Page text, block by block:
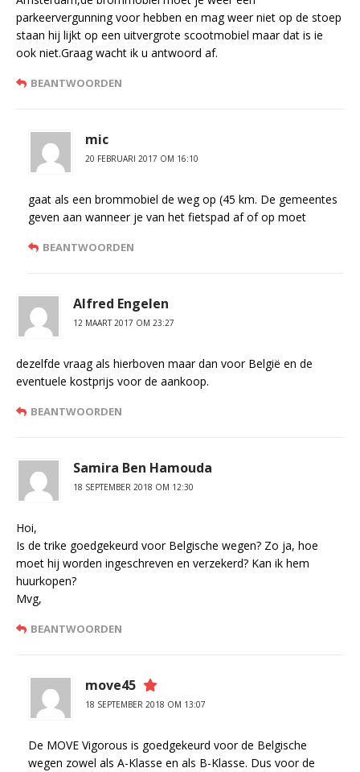
parkeervergunning voor hebben en mag weer niet op de stoep
staan hij lijkt op een uitvergrote scootmobiel maar dat is ie
ook niet.Graag wacht ik u antwoord af.
BEANTWOORDEN
mic
20 FEBRUARI 2017 OM 16:10
gaat als een brommobiel de weg op (45 km. De gemeentes
geven aan wanneer je van het fietspad af of op moet
BEANTWOORDEN
Alfred Engelen
12 MAART 2017 OM 23:27
dezelfde vraag als hierboven maar dan voor België en de
eventuele kostprijs voor de aankoop.
BEANTWOORDEN
Samira Ben Hamouda
18 SEPTEMBER 2018 OM 12:30
Hoi,
Is de trike goedgekeurd voor Belgische wegen? Zo ja, hoe
moet hij worden ingeschreven en verzekerd? Kan ik hem
huurkopen?
Mvg,
BEANTWOORDEN
move45
18 SEPTEMBER 2018 OM 13:07
De MOVE Vigorous is goedgekeurd voor de Belgische
wegen zowel als A-Klasse en als B-Klasse. Dus voor de